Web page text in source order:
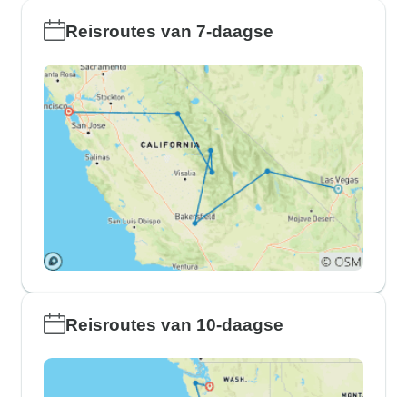
Reisroutes van 7-daagse
Reisroutes van 10-daagse